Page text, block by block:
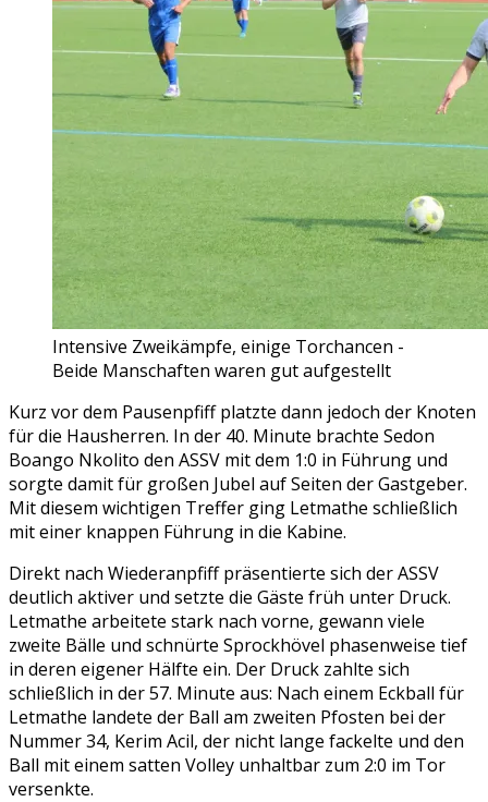
Intensive Zweikämpfe, einige Torchancen -
Beide Manschaften waren gut aufgestellt
Kurz vor dem Pausenpfiff platzte dann jedoch der Knoten
für die Hausherren. In der 40. Minute brachte Sedon
Boango Nkolito den ASSV mit dem 1:0 in Führung und
sorgte damit für großen Jubel auf Seiten der Gastgeber.
Mit diesem wichtigen Treffer ging Letmathe schließlich
mit einer knappen Führung in die Kabine.
Direkt nach Wiederanpfiff präsentierte sich der ASSV
deutlich aktiver und setzte die Gäste früh unter Druck.
Letmathe arbeitete stark nach vorne, gewann viele
zweite Bälle und schnürte Sprockhövel phasenweise tief
in deren eigener Hälfte ein. Der Druck zahlte sich
schließlich in der 57. Minute aus: Nach einem Eckball für
Letmathe landete der Ball am zweiten Pfosten bei der
Nummer 34, Kerim Acil, der nicht lange fackelte und den
Ball mit einem satten Volley unhaltbar zum 2:0 im Tor
versenkte.